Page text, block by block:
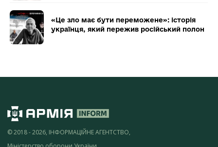
«Це зло має бути переможене»: історія
українця, який пережив російський полон
© 2018 - 2026, ІНФОРМАЦІЙНЕ АГЕНТСТВО,